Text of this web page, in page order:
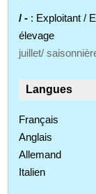
/ - : Exploitant /
élevage
juillet/
Langues
Français
Anglais
Allemand
Italien